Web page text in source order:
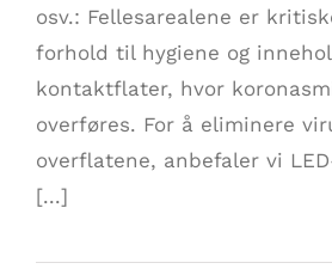
osv.: Fellesarealene er
forhold til hygiene og
kontaktflater, hvor
overføres. For å eliminere
overflatene, anbefaler vi
[...]